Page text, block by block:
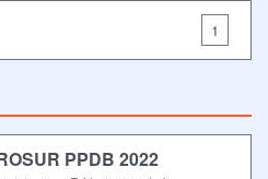
1
PPDB 2022